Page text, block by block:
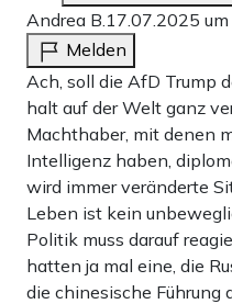
Andrea B. 17.07.2025
Melden
Ach, soll die AfD Trump
halt auf der Welt ganz
Machthaber, mit denen
Intelligenz haben,
wird immer veränderte
Leben ist kein
Politik muss darauf
hatten ja mal eine, die
die chinesische